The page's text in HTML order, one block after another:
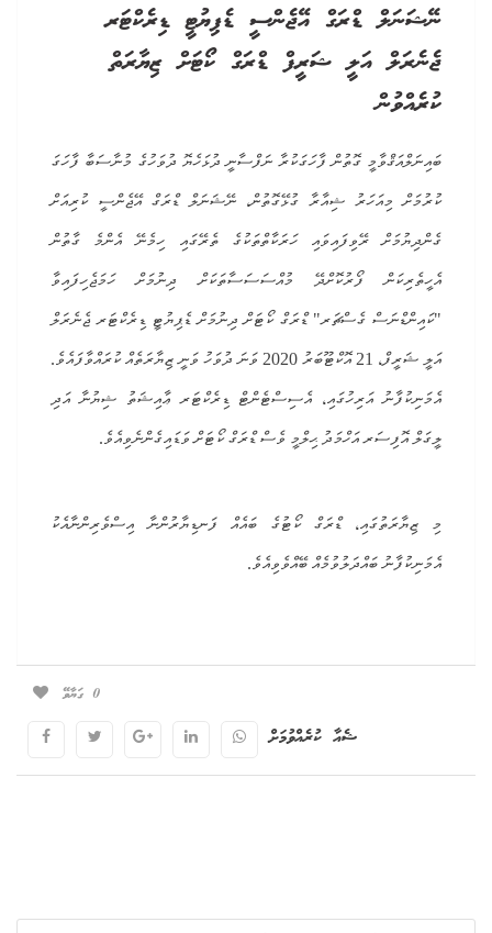
ނޭޝަނަލް ޑްރަގް އޭޖެންސީ ޑެޕިޔުޓީ ޑިރެކްޓަރ
ޖެނެރަލް އަލީ ޝަރީފް ޑްރަގް ކޯޓަށް ޒިޔާރަތް
ކުރެއްވުން
ބައިނަލްއަޤްވާމީ ގޮތުން ފާހަގަކުރާ ނަފްސާނީ ދުޅަހެޔޮ ދުވަހުގެ މުނާސަބާ ފާހަގަ
ކުރުމަށް މިއަހަރު ޝިއާރާ ގުޅޭގޮތުން، ނޭޝަނަލް ޑްރަގް އޭޖެންސީ ކުރިއަށް
ގެންދިޔުމަށް ރޭވިފައިވައި ހަރަކާތްތަކުގެ ތެރޭގައި ހިމެނޭ އެންމެ ގާތުން
އެހީތެރިކަން ފޯރުކޮށްދޭ މުއްސަސަސާތަކަށް ދިނުމަށް ހަމަޖެހިފައިވާ
"ކައިންޑްނަސް ގެސްޗަރ" ޑްރަގް ކޯޓަށް ދިނުމަށް ޑެޕިޔުޓީ ޑިރެކްޓަރ ޖެނެރަލް
އަލީ ޝަރީފް، 21 އޮކްޓޫބަރު 2020 ވަނަ ދުވަހު ވަނީ ޒިޔާރަތެއް ކުރައްވާފައެވެ.
އެމަނިކުފާނު އަރިހުގައި، އެސިސްޓެންޓް ޑިރެކްޓަރ ޢާއިޝަތު ޝިޔުނާ އަދި
ލީގަލް އޮފިސަރ އަހްމަދު ޙިލްމީ ވެސް ޑްރަގް ކޯޓަށް ވަޑައިގެންނެވިއެވެ.
މި ޒިޔާރަތުގައި، ޑްރަގް ކޯޓުގެ ބައެއް ފަނޑިޔާރުންނާ އިސްވެރިންނާއެކު
އެމަނިކުފާނު ބައްދަލުވުމެއް ބޭއްވެވިއެވެ.
0 ގަޔާވޭ
ޝެއާ ކުރެއްވުމަށް